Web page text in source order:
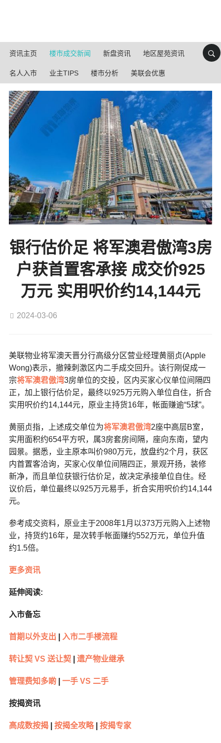
资讯主页 楼市成交新闻 新盘资讯 地区屋苑资讯
名人入市 业主TIPS 楼市分析 美联会优惠
银行估价足 将军澳君傲湾3房
户获首置客承接 成交价925
万元 实用呎价约14,144元
2024-03-06
美联物业将军澳天晋分行高级分区营业经理黄丽贞(Apple
Wong)表示，撤辣刺激区内二手成交回升。该行刚促成一
宗将军澳君傲湾3房单位的交投，区内买家心仪单位间隔四
正，加上银行估价足，最终以925万元购入单位自住，折合
实用呎价约14,144元，原业主持货16年，帐面赚逾“5球”。
黄丽贞指，上述成交单位为将军澳君傲湾2座中高层B室，
实用面积约654平方呎，属3房套房间隔，座向东南，望内
园景。据悉，业主原本叫价980万元，放盘约2个月，获区
内首置客洽询，买家心仪单位间隔四正，景观开扬，装修
新净，而且单位获银行估价足，故决定承接单位自住。经
议价后，单位最终以925万元易手，折合实用呎价约14,144
元。
参考成交资料，原业主于2008年1月以373万元购入上述物
业，持货约16年，是次转手帐面赚约552万元，单位升值
约1.5倍。
更多资讯
延伸阅读:
入市备忘
首期以外支出 入市二手楼流程
转让契 VS 送让契| 遗产物业继承
管理费知多啲| 一手 VS 二手
按揭资讯
高成数按揭| 按揭全攻略| 按揭专家